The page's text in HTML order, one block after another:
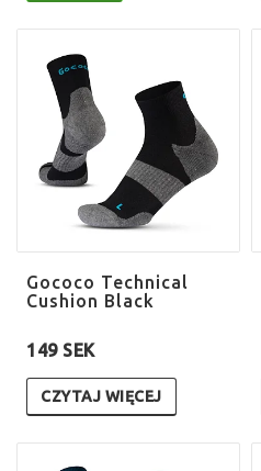
Gococo Technical
Cushion Black
149 SEK
CZYTAJ WIĘCEJ